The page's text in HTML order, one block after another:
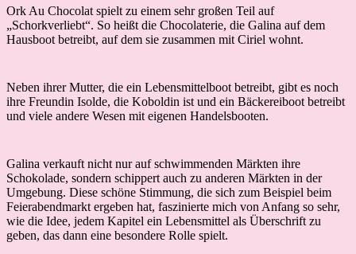
Ork Au Chocolat spielt zu einem sehr großen Teil auf
„Schorkverliebt“. So heißt die Chocolaterie, die Galina auf dem
Hausboot betreibt, auf dem sie zusammen mit Ciriel wohnt.
Neben ihrer Mutter, die ein Lebensmittelboot betreibt, gibt es noch
ihre Freundin Isolde, die Koboldin ist und ein Bäckereiboot betreibt
und viele andere Wesen mit eigenen Handelsbooten.
Galina verkauft nicht nur auf schwimmenden Märkten ihre
Schokolade, sondern schippert auch zu anderen Märkten in der
Umgebung. Diese schöne Stimmung, die sich zum Beispiel beim
Feierabendmarkt ergeben hat, faszinierte mich von Anfang so sehr,
wie die Idee, jedem Kapitel ein Lebensmittel als Überschrift zu
geben, das dann eine besondere Rolle spielt.